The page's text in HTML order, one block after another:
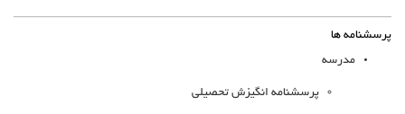
پرسشنامه ها
مدرسه
پرسشنامه انگیزش تحصیلی